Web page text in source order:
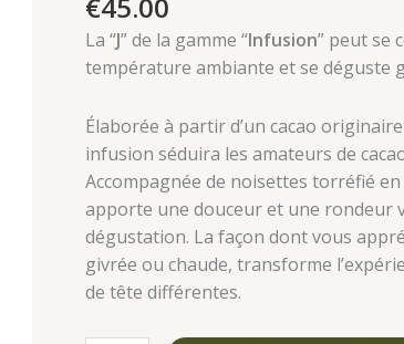
€45.00
La “J” de la gamme “Infusion” peut se
température ambiante et se déguste
Élaborée à partir d’un cacao
infusion séduira les amateurs de
Accompagnée de noisettes torréfié
apporte une douceur et une rondeur
dégustation. La façon dont vous
givrée ou chaude, transforme
de tête différentes.
J
(Cacao
/